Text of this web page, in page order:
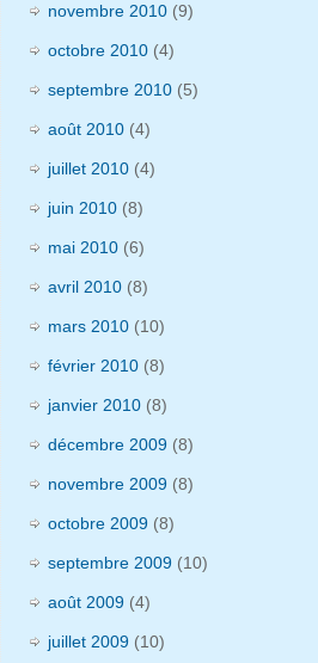
novembre 2010 (9)
octobre 2010 (4)
septembre 2010 (5)
août 2010 (4)
juillet 2010 (4)
juin 2010 (8)
mai 2010 (6)
avril 2010 (8)
mars 2010 (10)
février 2010 (8)
janvier 2010 (8)
décembre 2009 (8)
novembre 2009 (8)
octobre 2009 (8)
septembre 2009 (10)
août 2009 (4)
juillet 2009 (10)